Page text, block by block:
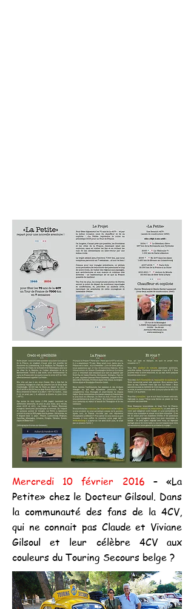
Mercredi 10 février 2016 – «La
Petite» chez le Docteur Gilsoul. Dans
la communauté des fans de la 4CV,
qui ne connait pas Claude et Viviane
Gilsoul et leur célèbre 4CV aux
couleurs du Touring Secours belge ?